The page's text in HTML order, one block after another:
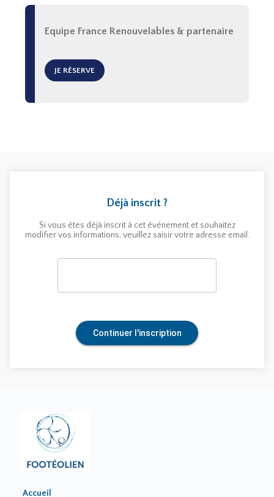
JE RÉSERVE
Equipe France Renouvelables & partenaire
Déjà inscrit ?
Si vous êtes déjà inscrit à cet événement et souhaitez
modifier vos informations, veuillez saisir votre adresse email.
Continuer l'inscription
Accueil